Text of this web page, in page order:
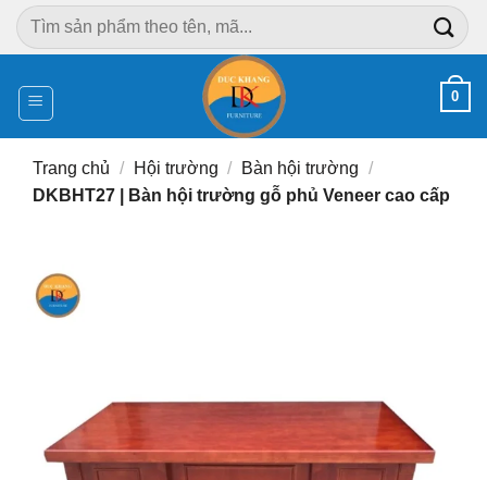
Chuyển
đến
dung
Tìm
kiếm:
0
Trang chủ / Hội trường / Bàn hội trường /
DKBHT27 | Bàn hội trường gỗ phủ Veneer cao cấp